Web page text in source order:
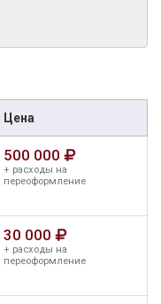
Цена
500 000
+ расходы на
переоформление
30 000
+ расходы на
переоформление